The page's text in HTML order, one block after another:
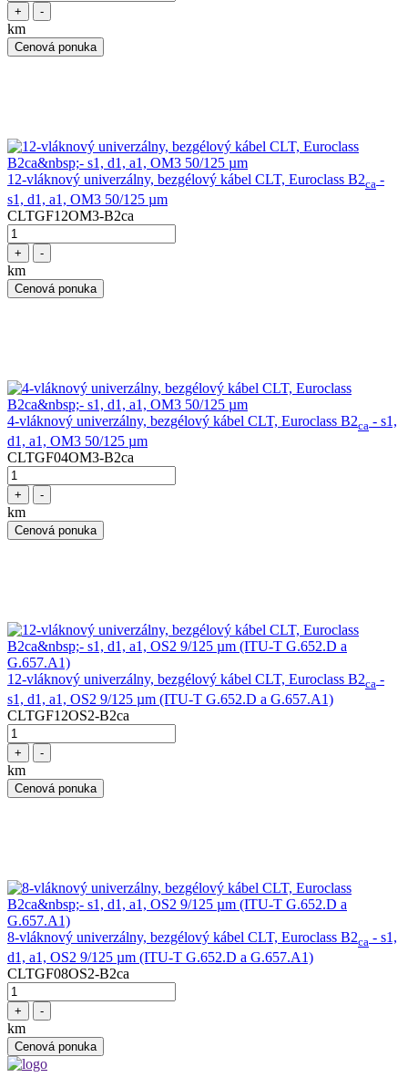
+ -
km
Cenová ponuka
12-vláknový univerzálny, bezgélový kábel CLT, Euroclass B2ca -
s1, d1, a1, OM3 50/125 µm
CLTGF12OM3-B2ca
+ -
km
Cenová ponuka
4-vláknový univerzálny, bezgélový kábel CLT, Euroclass B2ca - s1,
d1, a1, OM3 50/125 µm
CLTGF04OM3-B2ca
+ -
km
Cenová ponuka
12-vláknový univerzálny, bezgélový kábel CLT, Euroclass B2ca -
s1, d1, a1, OS2 9/125 µm (ITU-T G.652.D a G.657.A1)
CLTGF12OS2-B2ca
+ -
km
Cenová ponuka
8-vláknový univerzálny, bezgélový kábel CLT, Euroclass B2ca - s1,
d1, a1, OS2 9/125 µm (ITU-T G.652.D a G.657.A1)
CLTGF08OS2-B2ca
+ -
km
Cenová ponuka